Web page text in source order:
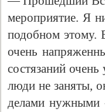
мероприятие. Я
подобном этому.
очень
состязаний
люди не заняты,
делами нужными